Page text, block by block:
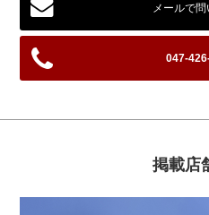
メールで
047-
掲載店